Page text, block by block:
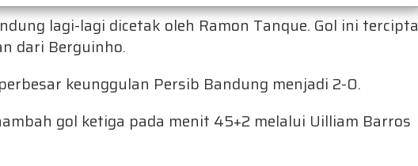
lagi-lagi dicetak oleh Ramon Tanque. Gol ini tercipta
dari Berguinho.
keunggulan Persib Bandung menjadi 2-0.
gol ketiga pada menit 45+2 melalui Uilliam Barros